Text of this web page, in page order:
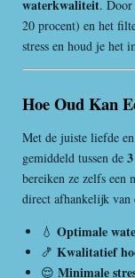
waterkwaliteit. Door
20 procent) en het
stress en houd je het
Hoe Oud Kan
Met de juiste liefde
gemiddeld tussen de
bereiken ze zelfs een
direct afhankelijk van
💧 Optimale
🍤 Kwalitatief
😌 Minimale